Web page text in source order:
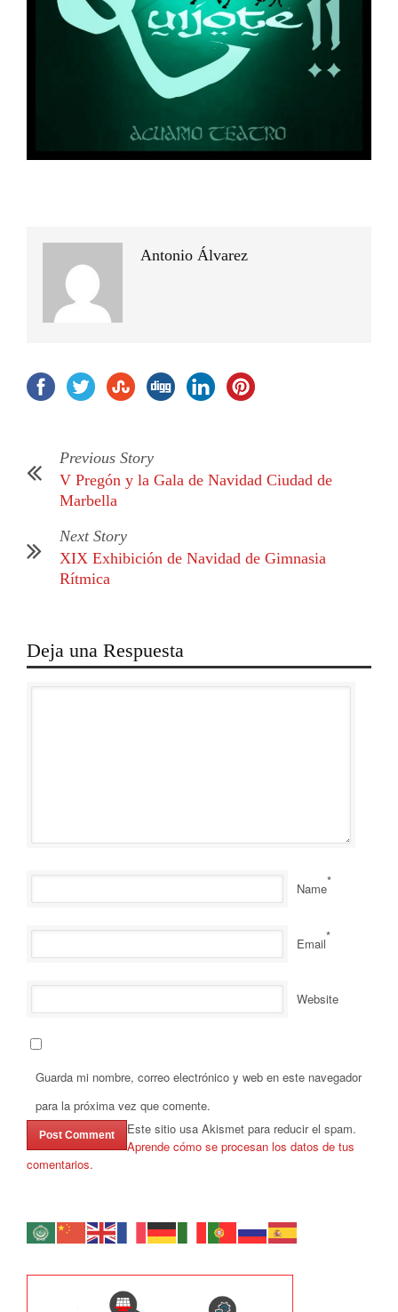
Antonio Álvarez
Previous Story
V Pregón y la Gala de Navidad Ciudad de
Marbella
Next Story
XIX Exhibición de Navidad de Gimnasia
Rítmica
Deja una Respuesta
Name*
Email*
Website
Guarda mi nombre, correo electrónico y web en este navegador
para la próxima vez que comente.
Este sitio usa Akismet para reducir el spam.
Aprende cómo se procesan los datos de tus
comentarios.